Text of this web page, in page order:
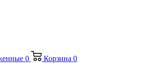
0 Корзина 0